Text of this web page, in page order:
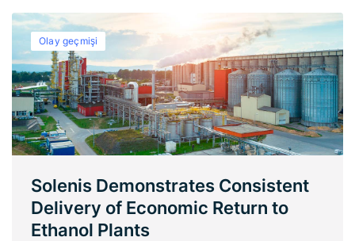
Olay geçmişi
Solenis Demonstrates Consistent
Delivery of Economic Return to
Ethanol Plants